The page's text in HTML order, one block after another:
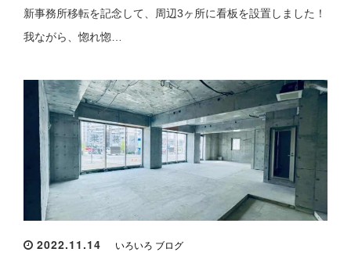
新事務所移転を記念して、周辺3ヶ所に看板を設置しました！
我ながら、惚れ惚…
2022.11.14 いろいろ ブログ